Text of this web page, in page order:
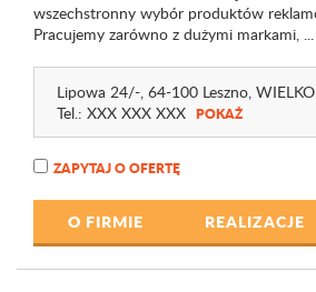
wszechstronny wybór produktów
Pracujemy zarówno z dużymi markami, ...
Lipowa 24/-, 64-100 Leszno,
Tel.: XXX XXX XXX POKAŻ
ZAPYTAJ O OFERTĘ
O FIRMIE REALIZACJE